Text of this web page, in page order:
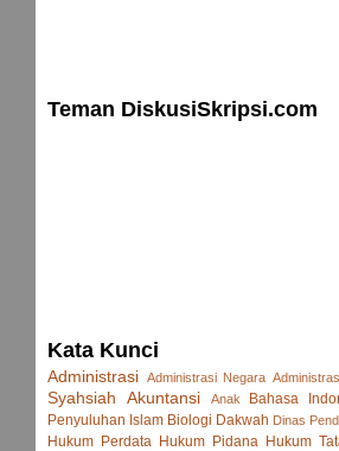
Teman DiskusiSkripsi.com
Kata Kunci
Administrasi Administrasi Negara
Syahsiah
Akuntansi Anak Bahasa
Penyuluhan Islam Biologi Dakwah Dinas
Hukum Perdata Hukum Pidana Hukum